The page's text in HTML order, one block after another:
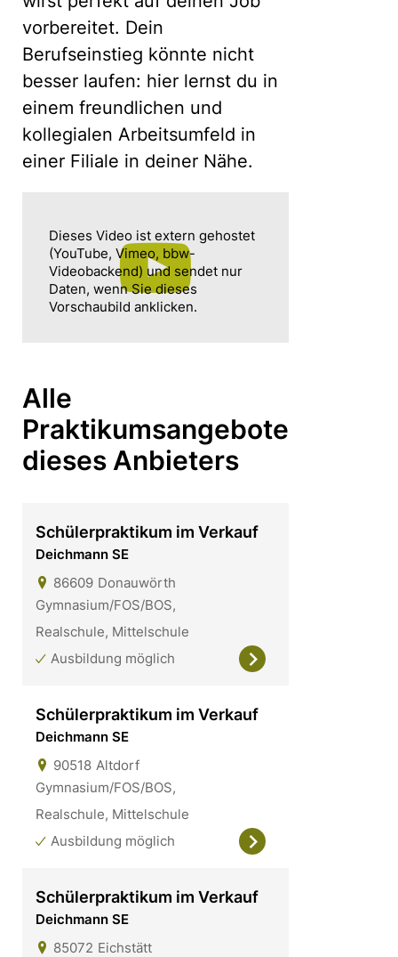
vorbereitet. Dein
Berufseinstieg könnte nicht
besser laufen: hier lernst du in
einem freundlichen und
kollegialen Arbeitsumfeld in
einer Filiale in deiner Nähe.
Dieses Video ist extern gehostet
(YouTube, Vimeo, bbw-
Videobackend) und sendet nur
Daten, wenn Sie dieses
Vorschaubild anklicken.
Alle
Praktikumsangebote
dieses Anbieters
Schülerpraktikum im Verkauf
Deichmann SE
86609 Donauwörth
Gymnasium/FOS/BOS,
Realschule, Mittelschule
Ausbildung möglich
Schülerpraktikum im Verkauf
Deichmann SE
90518 Altdorf
Gymnasium/FOS/BOS,
Realschule, Mittelschule
Ausbildung möglich
Schülerpraktikum im Verkauf
Deichmann SE
85072 Eichstätt